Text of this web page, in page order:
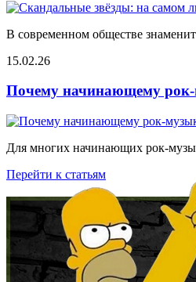
В современном обществе
15.02.26
Почему начинающему рок-
Для многих начинающих рок-
Перейти к статьям